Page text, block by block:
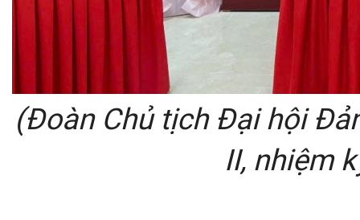
(Đoàn Chủ tịch Đại hội
II, nhiệm